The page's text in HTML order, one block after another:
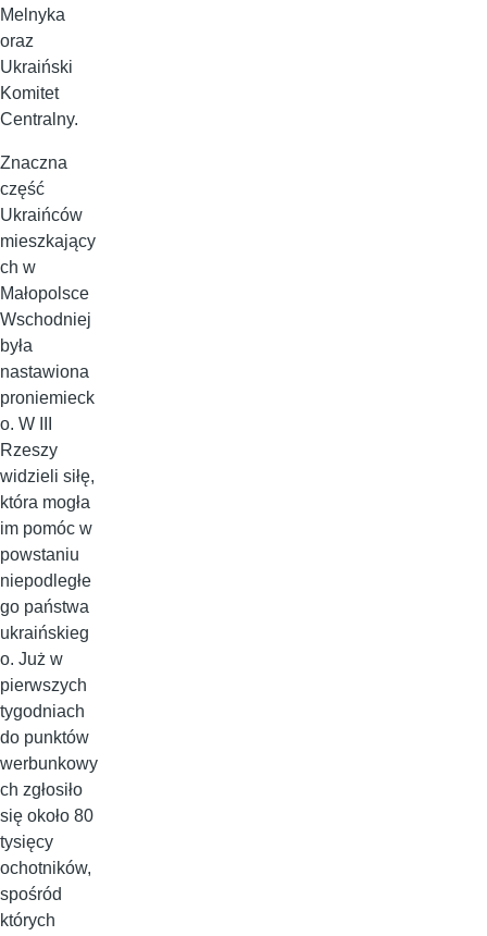
Melnyka
oraz
Ukraiński
Komitet
Centralny.
Znaczna
część
Ukraińców
mieszkający
ch w
Małopolsce
Wschodniej
była
nastawiona
proniemieck
o. W III
Rzeszy
widzieli siłę,
która mogła
im pomóc w
powstaniu
niepodległe
go państwa
ukraińskieg
o. Już w
pierwszych
tygodniach
do punktów
werbunkowy
ch zgłosiło
się około 80
tysięcy
ochotników,
spośród
których